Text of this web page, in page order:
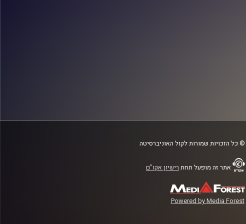
© כל הזכויות שמורות לקול האוניברסיטה
אתר זה מופעל תחת רישיון אקו"ם
Powered by Media Forest